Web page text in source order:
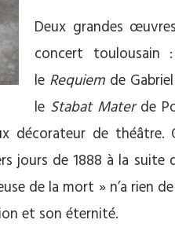
Deux grandes
concert toulousain
le Requiem de
le Stabat Materde
décorateur de théâtre.
jours de 1888 à la
de la mort » n’a rien
et son éternité.